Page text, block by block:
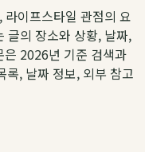
이프스타일 관점의 요
글의 장소와 상황, 날짜,
은 2026년 기준 검색과
록, 날짜 정보, 외부 참고